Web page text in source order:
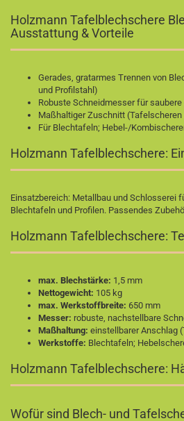
Holzmann Tafelblechschere
Ausstattung & Vorteile
Gerades, gratarmes Trennen von
und Profilstahl)
Robuste Schneidmesser für
Maßhaltiger Zuschnitt
Für Blechtafeln; Hebel-/
Holzmann Tafelblechschere:
Einsatzbereich: Metallbau und Schlosserei
Blechtafeln und Profilen. Passendes
Holzmann Tafelblechschere:
max. Blechstärke: 1,5 mm
Nettogewicht: 105 kg
max. Werkstoffbreite: 650 mm
Messer: robuste, nachstellbare
Maßhaltung: einstellbarer Anschlag
Werkstoffe: Blechtafeln;
Holzmann Tafelblechschere:
Wofür sind Blech- und